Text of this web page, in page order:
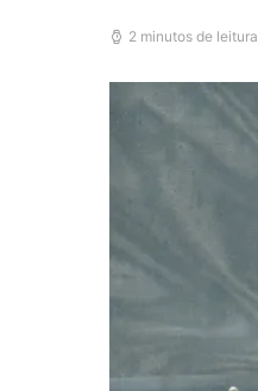
2 minutos de leitura